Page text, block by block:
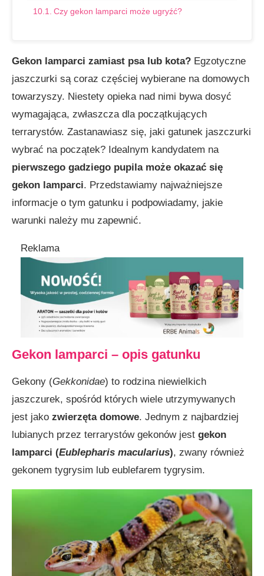
Czy gekon lamparci może ugryźć?
Czy gekony lamparcie można brać na ręce?
Czy gekon lamparci śpi w dzień?
Czy gekon się przywiązuje?
Podsumowanie:
Gekon lamparci zamiast psa lub kota? Egzotyczne
jaszczurki są coraz częściej wybierane na domowych
towarzyszy. Niestety opieka nad nimi bywa dosyć
wymagająca, zwłaszcza dla początkujących
terrarystów. Zastanawiasz się, jaki gatunek jaszczurki
wybrać na początek? Idealnym kandydatem na
pierwszego gadziego pupila może okazać się
gekon lamparci. Przedstawiamy najważniejsze
informacje o tym gatunku i podpowiadamy, jakie
warunki należy mu zapewnić.
Reklama
Gekon lamparci – opis gatunku
Gekony (Gekkonidae) to rodzina niewielkich
jaszczurek, spośród których wiele utrzymywanych
jest jako zwierzęta domowe. Jednym z najbardziej
lubianych przez terrarystów gekonów jest gekon
lamparci (Eublepharis macularius), zwany również
gekonem tygrysim lub eublefarem tygrysim.